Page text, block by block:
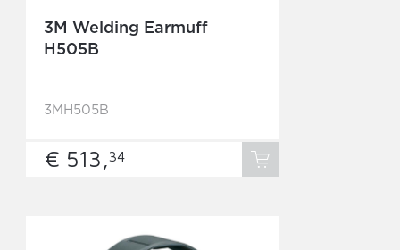
3M Welding Earmuff
H505B
3MH505B
€ 513,34